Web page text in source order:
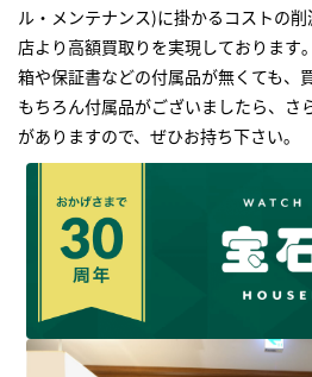
ル・メンテナンス)に掛かるコストの
店より高額買取りを実現しております｡
箱や保証書などの付属品が無くても、
もちろん付属品がございましたら、さ
がありますので、ぜひお持ち下さい｡